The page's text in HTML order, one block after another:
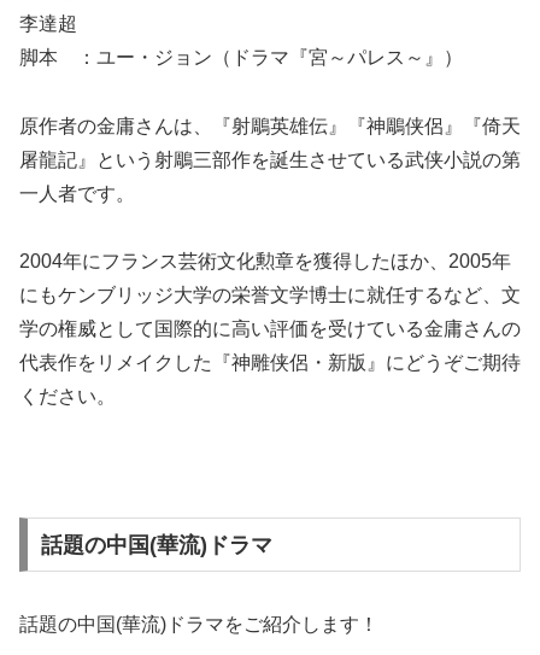
李達超
脚本 ：ユー・ジョン（ドラマ『宮～パレス～』）
原作者の金庸さんは、『射鵰英雄伝』『神鵰侠侶』『倚天
屠龍記』という射鵰三部作を誕生させている武侠小説の第
一人者です。
2004年にフランス芸術文化勲章を獲得したほか、2005年
にもケンブリッジ大学の栄誉文学博士に就任するなど、文
学の権威として国際的に高い評価を受けている金庸さんの
代表作をリメイクした『神雕侠侶・新版』にどうぞご期待
ください。
話題の中国(華流)ドラマ
話題の中国(華流)ドラマをご紹介します！